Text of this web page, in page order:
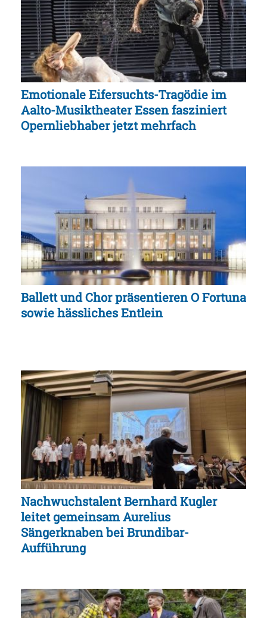
Emotionale Eifersuchts-Tragödie im
Aalto-Musiktheater Essen fasziniert
Opernliebhaber jetzt mehrfach
Ballett und Chor präsentieren O Fortuna
sowie hässliches Entlein
Nachwuchstalent Bernhard Kugler
leitet gemeinsam Aurelius
Sängerknaben bei Brundibar-
Aufführung